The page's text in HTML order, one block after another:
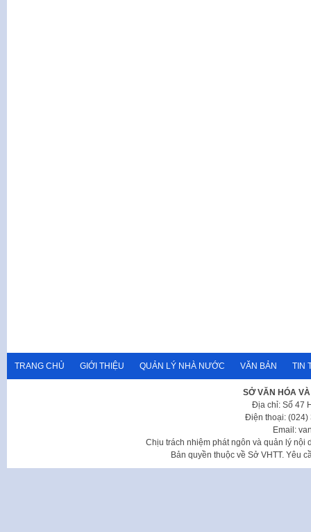
TRANG CHỦ GIỚI THIỆU QUẢN LÝ NHÀ NƯỚC VĂN BẢN TIN
SỞ VĂN HÓA
Địa chỉ: Số 47
Điện thoại: (024)
Email:
Chịu trách nhiệm phát ngôn và quản lý nội
Bản quyền thuộc về Sở VHTT. Yêu